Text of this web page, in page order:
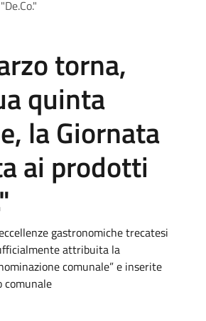
torna,
quinta
la Giornata
ai prodotti
gastronomiche trecatesi
attribuita la
comunale” e inserite
comunale